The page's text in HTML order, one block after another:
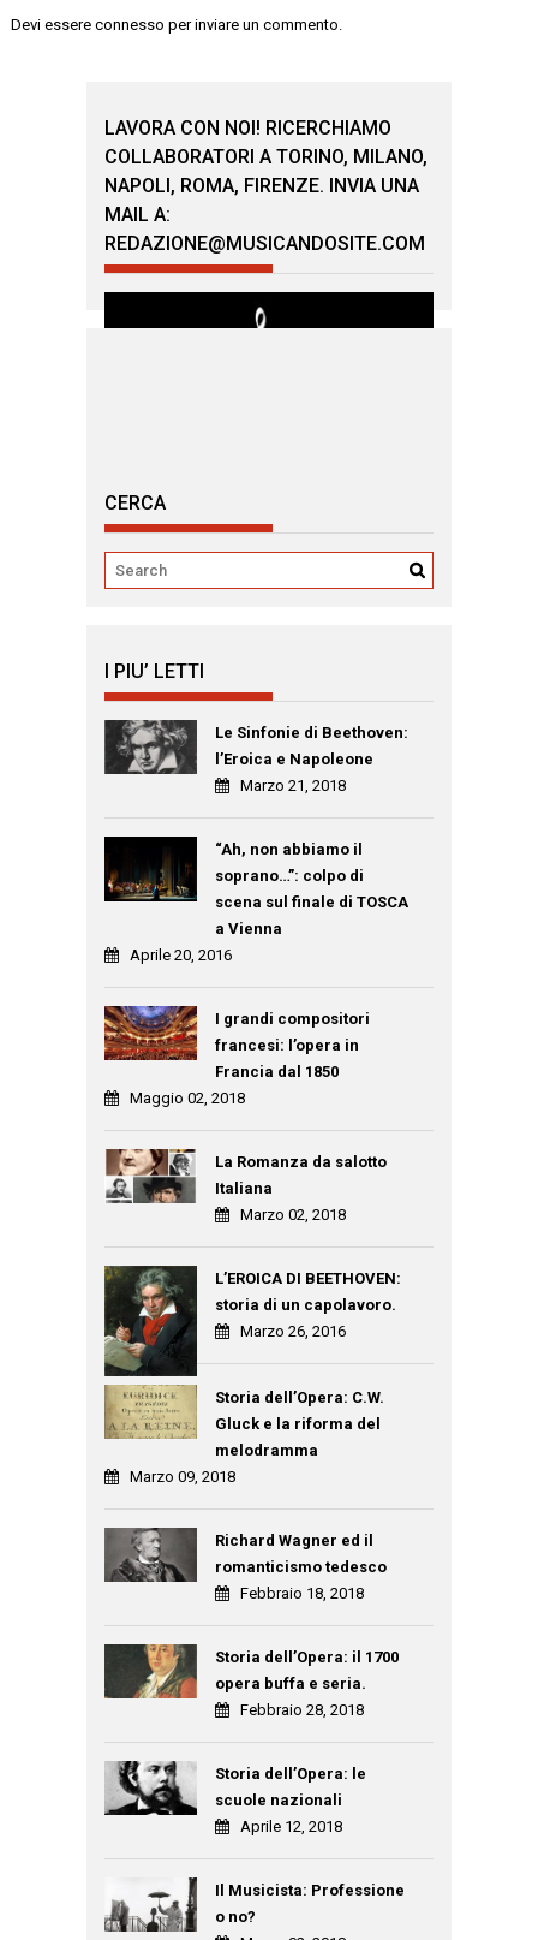
Devi essereconnesso per inviare un commento.
LAVORA CON NOI! RICERCHIAMO
COLLABORATORI A TORINO, MILANO,
NAPOLI, ROMA, FIRENZE. INVIA UNA
MAIL A:
REDAZIONE@MUSICANDOSITE.COM
CERCA
I PIU’ LETTI
Le Sinfonie di Beethoven:
l’Eroica e Napoleone
Marzo 21, 2018
“Ah, non abbiamo il
soprano…”: colpo di
scena sul finale di TOSCA
a Vienna
Aprile 20, 2016
I grandi compositori
francesi: l’opera in
Francia dal 1850
Maggio 02, 2018
La Romanza da salotto
Italiana
Marzo 02, 2018
L’EROICA DI BEETHOVEN:
storia di un capolavoro.
Marzo 26, 2016
Storia dell’Opera: C.W.
Gluck e la riforma del
melodramma
Marzo 09, 2018
Richard Wagner ed il
romanticismo tedesco
Febbraio 18, 2018
Storia dell’Opera: il 1700
opera buffa e seria.
Febbraio 28, 2018
Storia dell’Opera: le
scuole nazionali
Aprile 12, 2018
Il Musicista: Professione
o no?